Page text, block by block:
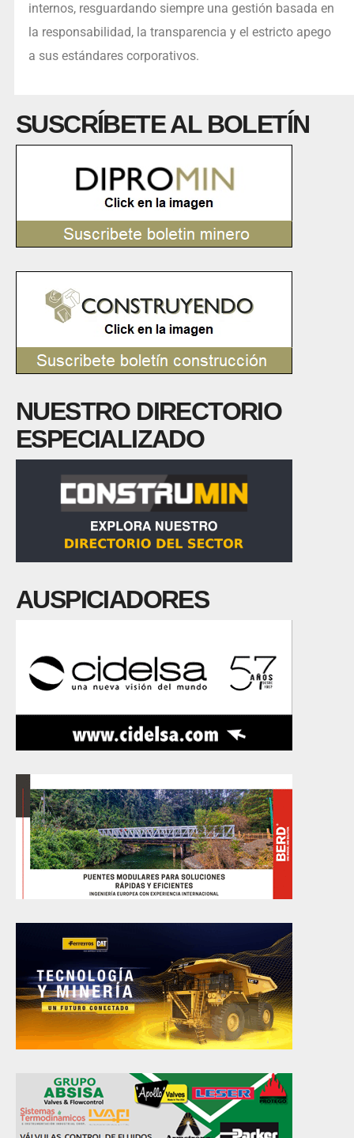
internos, resguardando siempre una gestión basada en
la responsabilidad, la transparencia y el estricto apego
a sus estándares corporativos.
SUSCRÍBETE AL BOLETÍN
NUESTRO DIRECTORIO
ESPECIALIZADO
AUSPICIADORES